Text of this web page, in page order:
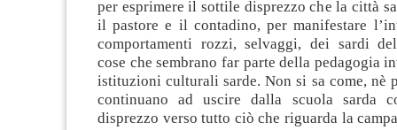
per esprimere il sottile disprezzo che la città
il pastore e il contadino, per manifestare
comportamenti rozzi, selvaggi, dei sardi
cose che sembrano far parte della pedagogia
istituzioni culturali sarde. Non si sa come, nè
continuano ad uscire dalla scuola sarda
disprezzo verso tutto ciò che riguarda la